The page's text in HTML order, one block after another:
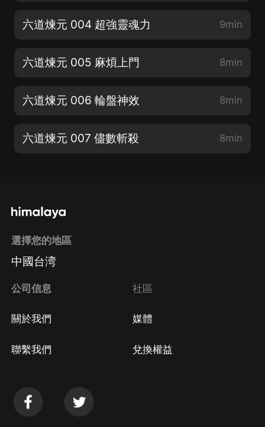
六道煉元 004 超強靈魂力 9min
六道煉元 005 麻煩上門 8min
六道煉元 006 輪盤神效 8min
六道煉元 007 儘數斬殺 8min
選擇您的地區
中國台湾
公司信息
關於我們
聯繫我們
社區
媒體
兌換權益